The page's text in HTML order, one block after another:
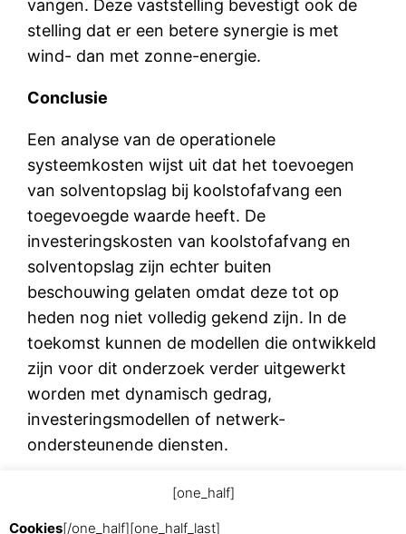
vangen. Deze vaststelling bevestigt ook de
stelling dat er een betere synergie is met
wind- dan met zonne-energie.
Conclusie
Een analyse van de operationele
systeemkosten wijst uit dat het toevoegen
van solventopslag bij koolstofafvang een
toegevoegde waarde heeft. De
investeringskosten van koolstofafvang en
solventopslag zijn echter buiten
beschouwing gelaten omdat deze tot op
heden nog niet volledig gekend zijn. In de
toekomst kunnen de modellen die ontwikkeld
zijn voor dit onderzoek verder uitgewerkt
worden met dynamisch gedrag,
investeringsmodellen of netwerk-
ondersteunende diensten.
[one_half]
Cookies[/one_half][one_half_last]